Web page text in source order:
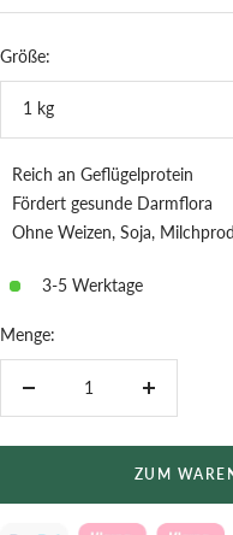
Größe:
1 kg
Reich an Geflügelprotein
Fördert gesunde Darmflora
Ohne Weizen, Soja,
3-5 Werktage
Menge:
Menge
ZUM